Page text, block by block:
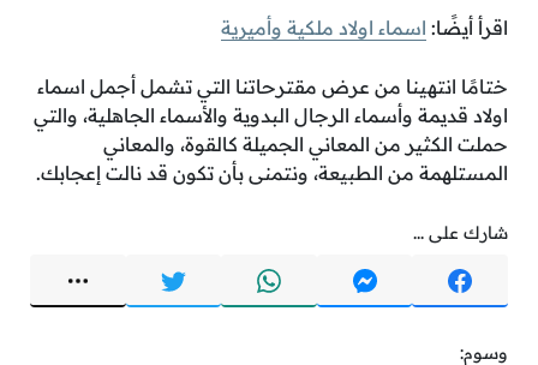
اقرأ أيضًا: اسماء اولاد ملكية وأميرية
ختامًا انتهينا من عرض مقترحاتنا التي تشمل أجمل اسماء
اولاد قديمة وأسماء الرجال البدوية والأسماء الجاهلية، والتي
حملت الكثير من المعاني الجميلة كالقوة، والمعاني
المستلهمة من الطبيعة، ونتمنى بأن تكون قد نالت إعجابك.
شارك على ...
وسوم: